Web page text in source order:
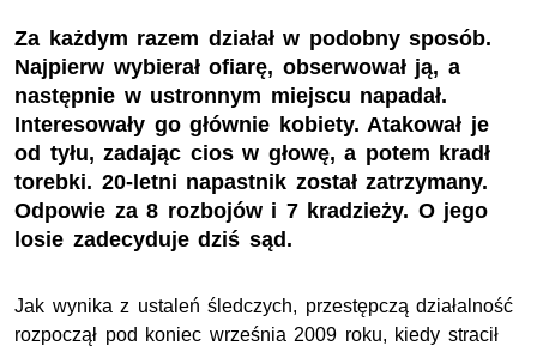
Za każdym razem działał w podobny sposób.
Najpierw wybierał ofiarę, obserwował ją, a
następnie w ustronnym miejscu napadał.
Interesowały go głównie kobiety. Atakował je
od tyłu, zadając cios w głowę, a potem kradł
torebki. 20-letni napastnik został zatrzymany.
Odpowie za 8 rozbojów i 7 kradzieży. O jego
losie zadecyduje dziś sąd.
Jak wynika z ustaleń śledczych, przestępczą działalność
rozpoczął pod koniec września 2009 roku, kiedy stracił